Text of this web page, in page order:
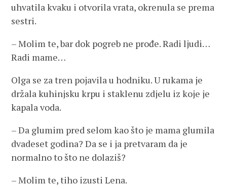
uhvatila kvaku i otvorila vrata, okrenula se prema
sestri.
– Molim te, bar dok pogreb ne prođe. Radi ljudi…
Radi mame…
Olga se za tren pojavila u hodniku. U rukama je
držala kuhinjsku krpu i staklenu zdjelu iz koje je
kapala voda.
– Da glumim pred selom kao što je mama glumila
dvadeset godina? Da se i ja pretvaram da je
normalno to što ne dolaziš?
– Molim te, tiho izusti Lena.